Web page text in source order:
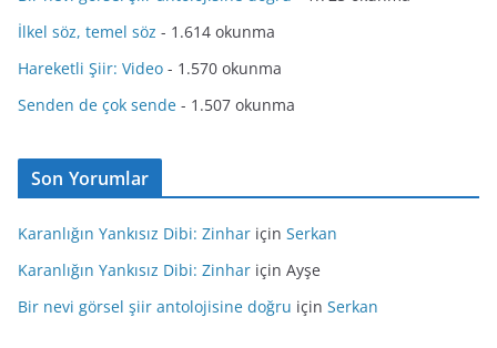
İlkel söz, temel söz - 1.614 okunma
Hareketli Şiir: Video - 1.570 okunma
Senden de çok sende - 1.507 okunma
Son Yorumlar
Karanlığın Yankısız Dibi: Zinhar için Serkan
Karanlığın Yankısız Dibi: Zinhar için Ayşe
Bir nevi görsel şiir antolojisine doğru için Serkan